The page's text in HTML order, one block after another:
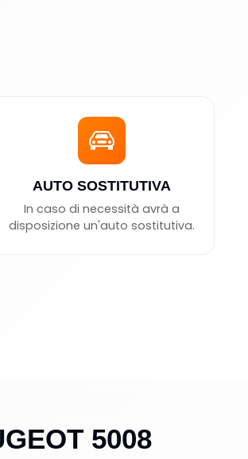
AUTO SOSTITUTIVA
In caso di necessità avrà a
disposizione un'auto sostitutiva.
5008